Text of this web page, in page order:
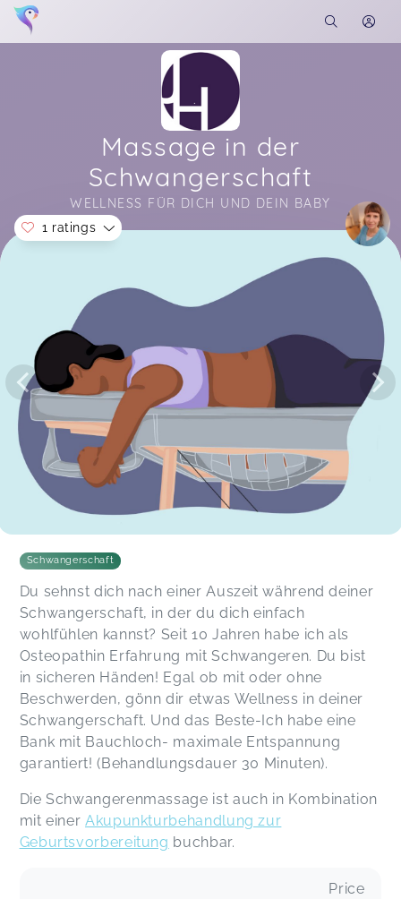
Massage in der
Schwangerschaft
WELLNESS FÜR DICH UND DEIN BABY
Soon you will learn more about me here...
1 ratings
Sinem,Apr 20
Schwangerschaft
Du sehnst dich nach einer Auszeit während deiner
Schwangerschaft, in der du dich einfach
wohlfühlen kannst? Seit 10 Jahren habe ich als
Osteopathin Erfahrung mit Schwangeren. Du bist
in sicheren Händen! Egal ob mit oder ohne
Beschwerden, gönn dir etwas Wellness in deiner
Schwangerschaft. Und das Beste-Ich habe eine
Bank mit Bauchloch- maximale Entspannung
garantiert! (Behandlungsdauer 30 Minuten).
Die Schwangerenmassage ist auch in Kombination
mit einerAkupunkturbehandlung zur
Geburtsvorbereitung buchbar.
Price